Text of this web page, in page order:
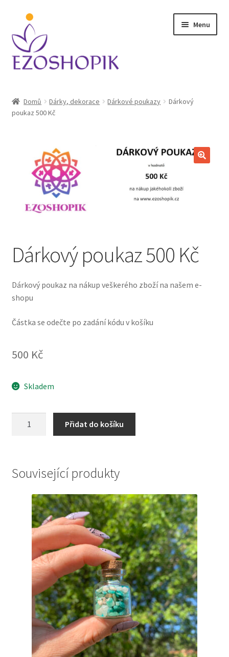
Přeskočit
navigaci
Přejít
obsahu
webu
Menu
Kontakt
Můj účet
Obchodní podmínky
Pokladna
Domů Dárky, dekorace Dárkové poukazy
Dárkový
poukaz 500 Kč
Dárkový poukaz 500 Kč
Dárkový poukaz na nákup veškerého zboží na našem e-
shopu
Částka se odečte po zadání kódu v košíku
500 Kč
Skladem
množství
Přidat do košíku
Související produkty